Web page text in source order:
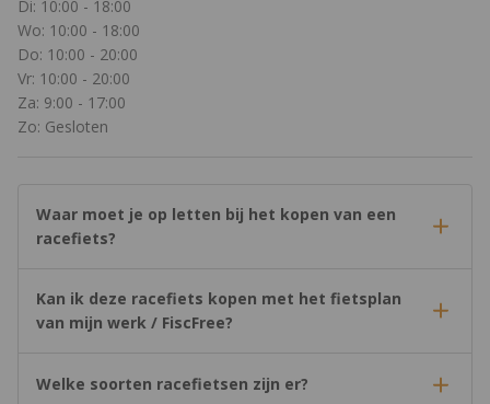
Di: 10:00 - 18:00
Wo: 10:00 - 18:00
Do: 10:00 - 20:00
Vr: 10:00 - 20:00
Za: 9:00 - 17:00
Zo: Gesloten
Waar moet je op letten bij het kopen van een
racefiets?
Kan ik deze racefiets kopen met het fietsplan
van mijn werk / FiscFree?
Welke soorten racefietsen zijn er?